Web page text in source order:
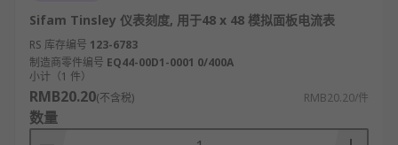
Sifam Tinsley 仪表刻度, 用于48 x 48 模拟面板电流表
RS 库存编号 123-6783
制造商零件编号 EQ44-00D1-0001 0/400A
小计（1 件）
RMB20.20(不含税) RMB20.20/件
数量